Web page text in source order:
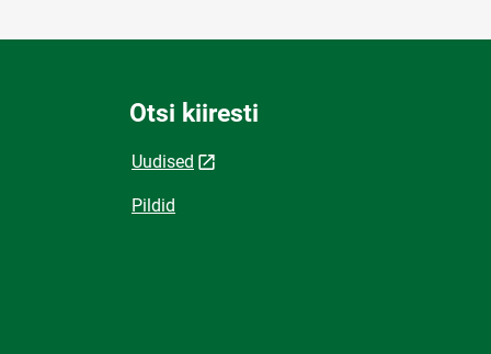
Otsi kiiresti
Uudised
Pildid